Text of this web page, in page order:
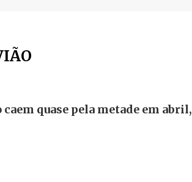
quase pela metade em abril,